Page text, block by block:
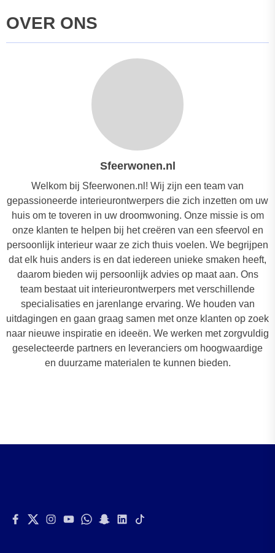
OVER ONS
Sfeerwonen.nl
Welkom bij Sfeerwonen.nl! Wij zijn een team van
gepassioneerde interieurontwerpers die zich inzetten om uw
huis om te toveren in uw droomwoning. Onze missie is om
onze klanten te helpen bij het creëren van een sfeervol en
persoonlijk interieur waar ze zich thuis voelen. We begrijpen
dat elk huis anders is en dat iedereen unieke smaken heeft,
daarom bieden wij persoonlijk advies op maat aan. Ons
team bestaat uit interieurontwerpers met verschillende
specialisaties en jarenlange ervaring. We houden van
uitdagingen en gaan graag samen met onze klanten op zoek
naar nieuwe inspiratie en ideeën. We werken met zorgvuldig
geselecteerde partners en leveranciers om hoogwaardige
en duurzame materialen te kunnen bieden.
Facebook
TwitterInstagram
YoutubeWhatsapp
Snapchat
Linkedin
Tiktok